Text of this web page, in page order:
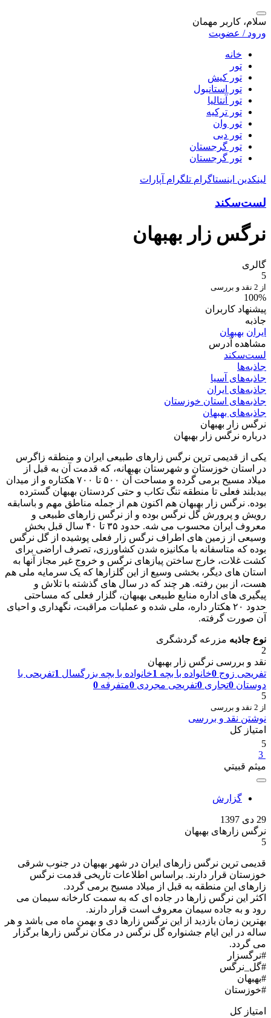
سلام، کاربر مهمان
ورود / عضویت
خانه
تور
تور کیش
تور استانبول
تور آنتالیا
تور ترکیه
تور وان
تور دبی
تور گرجستان
تور گرجستان
لینکدین اینستاگرام تلگرام آپارات
لست‌سکند
نرگس زار بهبهان
گالری
5
از 2 نقد و بررسی
100%
پیشنهاد کاربران
جاذبه
ایران بهبهان
مشاهده آدرس
لست‌سکند
جاذبه‌ها
جاذبه‌های آسیا
جاذبه‌های ایران
جاذبه‌های استان خوزستان
جاذبه‌های بهبهان
نرگس زار بهبهان
درباره نرگس زار بهبهان
یکی از قدیمی ترین نرگس زارهای طبیعی ایران و منطقه زاگرس
در استان خوزستان و شهرستان بهبهانه، که قدمت آن به قبل از
میلاد مسیح برمی گرده و مساحت آن ۵۰۰ تا ۷۰۰ هکتاره و از میدان
بیدبلند فعلی تا منطقه تنگ تکاب و حتی کردستان بهبهان گسترده
بوده. نرگس زار بهبهان هم اکنون هم از جمله مناطق مهم و باسابقه
رویش و پرورش گل نرگس بوده و از نرگس زارهای طبیعی و
معروف ایران محسوب می شه. حدود ۳۵ تا ۴۰ سال قبل بخش
وسیعی از زمین های اطراف نرگس زار فعلی پوشیده از گل نرگس
بوده که متاسفانه با مکانیزه شدن کشاورزی، تصرف اراضی برای
کشت غلات، خارج ساختن پیازهای نرگس و خروج غیر مجاز آنها به
استان های دیگر، بخشی وسیع از این گلزارها که یک سرمایه ملی هم
هست، از بین رفته. هر چند که در سال های گذشته با تلاش و
پیگیری های اداره منابع طبیعی بهبهان، گلزار فعلی که مساحتی
حدود ۲۰ هکتار داره، ملی شده و عملیات مراقبت، نگهداری و احیای
آن صورت گرفته.
نوع جاذبه مزرعه گردشگری
2
نقد و بررسی نرگس زار بهبهان
تفریحی زوج 0خانواده با بچه 1خانواده با بچه بزرگسال 1تفریحی با
دوستان 0تجاری 0تفریحی مجردی 0متفرقه 0
5
از 2 نقد و بررسی
نوشتن نقد و بررسی
امتیاز کل
5
3
میثم قبيتي
گزارش
29 دی 1397
نرگس زارهای بهبهان
5
قدیمی ترین نرگس زارهای ایران در شهر بهبهان در جنوب شرقی
خوزستان قرار دارند. براساس اطلاعات تاریخی قدمت نرگس
زارهای این منطقه به قبل از میلاد مسیح برمی گردد.
اکثر این نرگس زارها در جاده ای که به سمت کارخانه سیمان می
رود و به جاده سیمان معروف است قرار دارند.
بهترین زمان بازدید از این نرگس زارها دی و بهمن ماه می باشد و هر
ساله در این ایام جشنواره گل نرگس در مکان نرگس زارها برگزار
می گردد.
#نرگسزار
#گل_نرگس
#بهبهان
#خوزستان
امتیاز کل